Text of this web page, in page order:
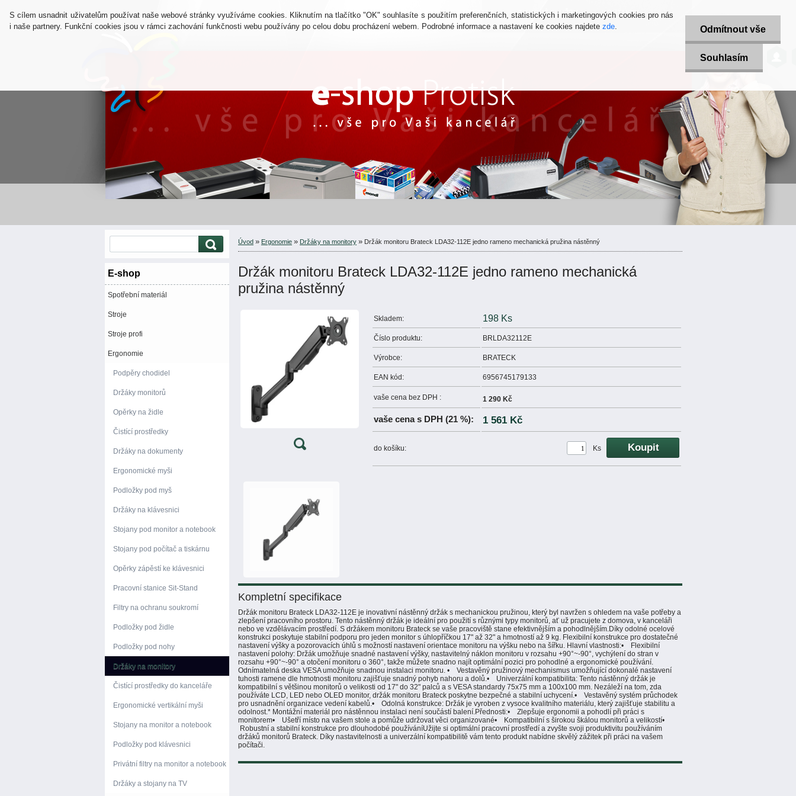
S cílem usnadnit uživatelům používat naše webové stránky využíváme cookies. Kliknutím na tlačítko "OK" souhlasíte s použitím preferenčních, statistických i marketingových cookies pro nás
i naše partnery. Funkční cookies jsou v rámci zachování funkčnosti webu používány po celou dobu procházení webem. Podrobné informace a nastavení ke cookies najdete zde. Odmítnout vše
Souhlasím
O NÁS OBCHODNÍ PODMÍNKY DOPRAVA A PLATBA TISKOVÉ SLUŽBY KONTAKTY
E-shop
Spotřební materiál
Stroje
Stroje profi
Ergonomie
Podpěry chodidel
Držáky monitorů
Opěrky na židle
Čistící prostředky
Držáky na dokumenty
Ergonomické myši
Podložky pod myš
Držáky na klávesnici
Stojany pod monitor a notebook
Stojany pod počítač a tiskárnu
Opěrky zápěstí ke klávesnici
Pracovní stanice Sit-Stand
Filtry na ochranu soukromí
Podložky pod židle
Podložky pod nohy
Držáky na monitory
Čistící prostředky do kanceláře
Ergonomické vertikální myši
Stojany na monitor a notebook
Podložky pod klávesnici
Privátní filtry na monitor a notebook
Držáky a stojany na TV
Úvod » Ergonomie » Držáky na monitory » Držák monitoru Brateck LDA32-112E jedno rameno mechanická pružina nástěnný
Držák monitoru Brateck LDA32-112E jedno rameno mechanická
pružina nástěnný
Skladem: 198 Ks
Číslo produktu: BRLDA32112E
Výrobce: BRATECK
EAN kód: 6956745179133
vaše cena bez DPH : 1 290 Kč
vaše cena s DPH (21 %): 1 561 Kč
do košíku: Ks
Kompletní specifikace
Držák monitoru Brateck LDA32-112E je inovativní nástěnný držák s mechanickou pružinou, který byl navržen s ohledem na vaše potřeby a
zlepšení pracovního prostoru. Tento nástěnný držák je ideální pro použití s různými typy monitorů, ať už pracujete z domova, v kanceláři
nebo ve vzdělávacím prostředí. S držákem monitoru Brateck se vaše pracoviště stane efektivnějším a pohodlnějším.Díky odolné ocelové
konstrukci poskytuje stabilní podporu pro jeden monitor s úhlopříčkou 17" až 32" a hmotností až 9 kg. Flexibilní konstrukce pro dostatečné
nastavení výšky a pozorovacích úhlů s možností nastavení orientace monitoru na výšku nebo na šířku. Hlavní vlastnosti:• Flexibilní
nastavení polohy: Držák umožňuje snadné nastavení výšky, nastavitelný náklon monitoru v rozsahu +90°~-90°, vychýlení do stran v
rozsahu +90°~-90° a otočení monitoru o 360°, takže můžete snadno najít optimální pozici pro pohodlné a ergonomické používání.
Odnímatelná deska VESA umožňuje snadnou instalaci monitoru. • Vestavěný pružinový mechanismus umožňující dokonalé nastavení
tuhosti ramene dle hmotnosti monitoru zajišťuje snadný pohyb nahoru a dolů.• Univerzální kompatibilita: Tento nástěnný držák je
kompatibilní s většinou monitorů o velikosti od 17" do 32" palců a s VESA standardy 75x75 mm a 100x100 mm. Nezáleží na tom, zda
používáte LCD, LED nebo OLED monitor, držák monitoru Brateck poskytne bezpečné a stabilní uchycení.• Vestavěný systém průchodek
pro usnadnění organizace vedení kabelů.• Odolná konstrukce: Držák je vyroben z vysoce kvalitního materiálu, který zajišťuje stabilitu a
odolnost.* Montážní materiál pro nástěnnou instalaci není součástí balení.Přednosti:• Zlepšuje ergonomii a pohodlí při práci s
monitorem• Ušetří místo na vašem stole a pomůže udržovat věci organizované• Kompatibilní s širokou škálou monitorů a velikostí•
Robustní a stabilní konstrukce pro dlouhodobé používáníUžijte si optimální pracovní prostředí a zvyšte svoji produktivitu používáním
držáků monitorů Brateck. Díky nastavitelnosti a univerzální kompatibilitě vám tento produkt nabídne skvělý zážitek při práci na vašem
počítači.